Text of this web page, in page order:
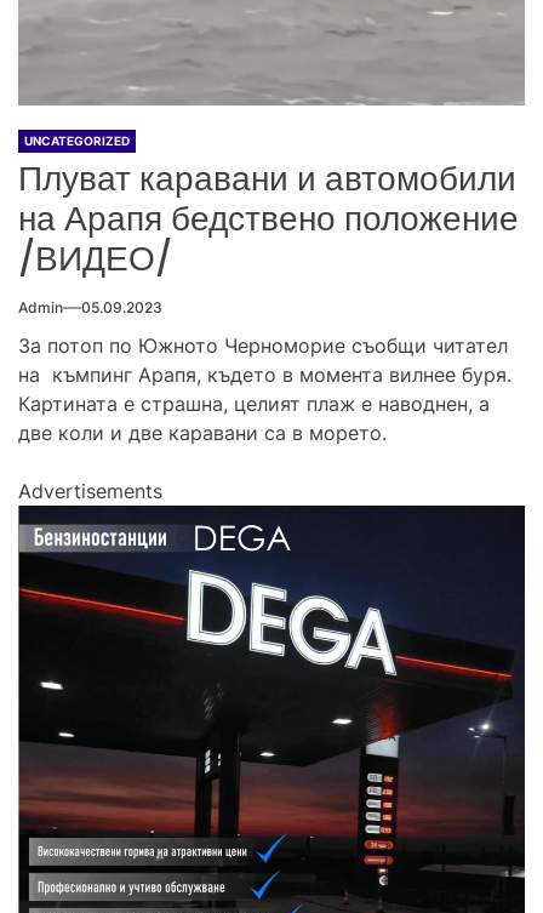
UNCATEGORIZED
Плуват каравани и автомобили
на Арапя бедствено положение
/ВИДЕО/
Admin 05.09.2023
За потоп по Южното Черноморие съобщи читател
на къмпинг Арапя, където в момента вилнее буря.
Картината е страшна, целият плаж е наводнен, а
две коли и две каравани са в морето.
Advertisements